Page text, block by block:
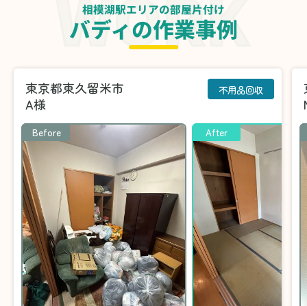
相模湖駅エリアの部屋片付け
バディの作業事例
東京都東久留米市
A様
不用品回収
Before After